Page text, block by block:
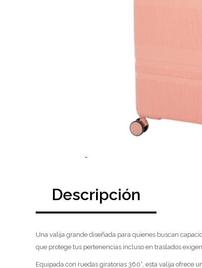
Descripción
Una valija grande diseñada para quienes buscan
que protege tus pertenencias incluso en traslados
Equipada con ruedas giratorias 360°, esta valija ofrece